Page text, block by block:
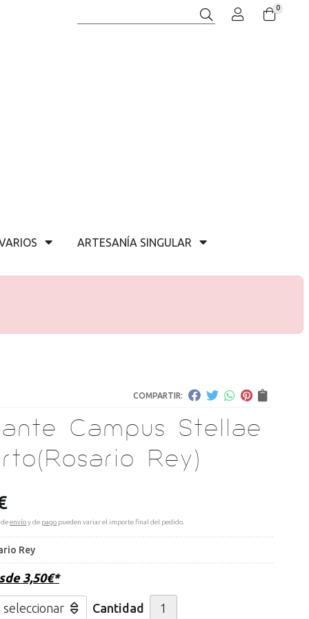
Buscar 0
ARTESANÍA SINGULAR
COMPARTIR:
Campus Stellae
(Rosario Rey)
envíoy de pago pueden variar el importe final del pedido.
Rey
3,50€*
Cantidad